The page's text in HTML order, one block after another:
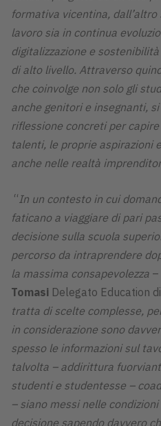
formativa vicentina,
lavoro sia in continua
digitalizzazione e
di alto livello. Attraverso
che coinvolge non solo gli
anche genitori e insegnanti,
riflessione concreti per
talenti, le proprie aspirazioni
anche nelle realtà
“ In un contesto in cui
faticano a viaggiare di pari
decisione sulla scuola
percorso da intraprendere
la massima consapevolezza
Tomasi Delegato Education di
tratta di scelte complesse,
in considerazione sono
spesso le informazioni sul
talvolta – addirittura
studenti e studentesse –
– siano messi nelle
decisione sapendo davvero